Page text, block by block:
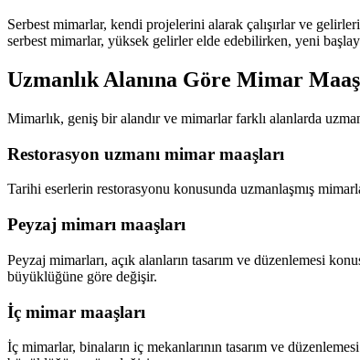
Serbest mimarlar, kendi projelerini alarak çalışırlar ve
serbest mimarlar, yüksek gelirler elde edebilirken, yeni
Uzmanlık Alanına Göre Mimar
Mimarlık, geniş bir alandır ve mimarlar farklı alanlarda
Restorasyon uzmanı mimar maaşları
Tarihi eserlerin restorasyonu konusunda uzmanlaşmış
Peyzaj mimarı maaşları
Peyzaj mimarları, açık alanların tasarım ve düzenlemesi
büyüklüğüne göre değişir.
İç mimar maaşları
İç mimarlar, binaların iç mekanlarının tasarım ve